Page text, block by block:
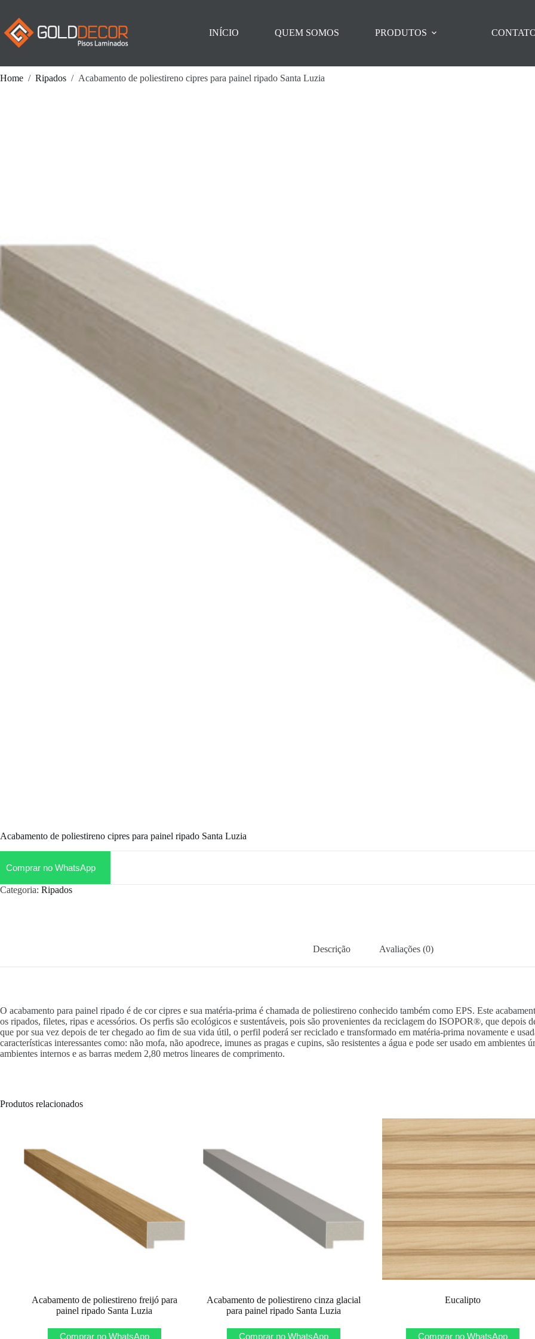
conteúdo
INÍCIO QUEM SOMOS PRODUTOS
Home / Ripados / Acabamento de poliestireno cipres para painel ripado Santa Luzia
Acabamento de poliestireno cipres para painel ripado Santa Luzia
Comprar no WhatsApp
Categoria: Ripados
Descrição Avaliações (0)
O acabamento para painel ripado é de cor cipres e sua matéria-prima é chamada de poliestireno conhecido também como EPS. Este
os ripados, filetes, ripas e acessórios. Os perfis são ecológicos e sustentáveis, pois são provenientes da reciclagem do ISOPOR®, que depois
que por sua vez depois de ter chegado ao fim de sua vida útil, o perfil poderá ser reciclado e transformado em matéria-prima novamente e
características interessantes como: não mofa, não apodrece, imunes as pragas e cupins, são resistentes a água e pode ser usado em
ambientes internos e as barras medem 2,80 metros lineares de comprimento.
Produtos relacionados
Acabamento de poliestireno freijó para
painel ripado Santa Luzia
Comprar no WhatsApp
Acabamento de poliestireno cinza glacial
para painel ripado Santa Luzia
Comprar no WhatsApp
Eucalipto
Comprar no WhatsApp